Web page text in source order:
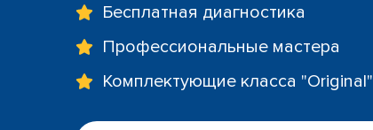
Бесплатная диагностика
Профессиональные мастера
Комплектующие класса "Original"